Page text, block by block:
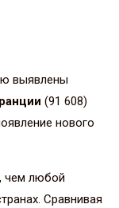
выявлены
(91 608)
нового
чем любой
Сравнивая